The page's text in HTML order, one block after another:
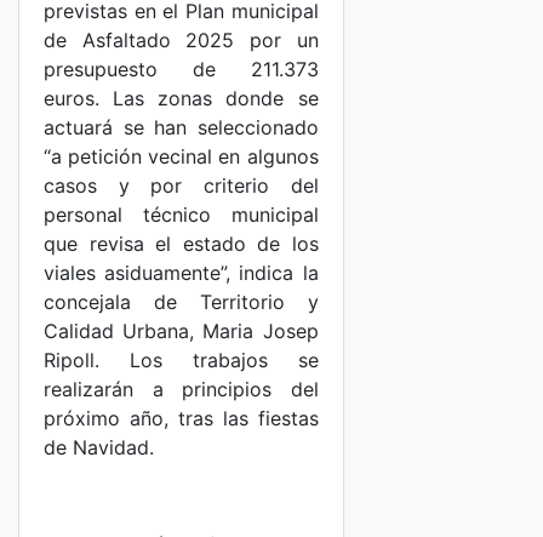
previstas en el Plan municipal
de Asfaltado 2025 por un
presupuesto de 211.373
euros. Las zonas donde se
actuará se han seleccionado
“a petición vecinal en algunos
casos y por criterio del
personal técnico municipal
que revisa el estado de los
viales asiduamente”, indica la
concejala de Territorio y
Calidad Urbana, Maria Josep
Ripoll. Los trabajos se
realizarán a principios del
próximo año, tras las fiestas
de Navidad.